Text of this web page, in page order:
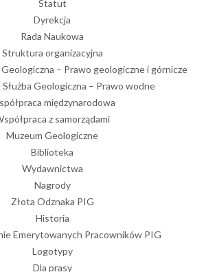
Statut
Dyrekcja
Rada Naukowa
Struktura organizacyjna
– Prawo geologiczne i górnicze
Geologiczna – Prawo wodne
międzynarodowa
z samorządami
Muzeum Geologiczne
Biblioteka
Wydawnictwa
Nagrody
Złota Odznaka PIG
Historia
Emerytowanych Pracowników PIG
Logotypy
Dla prasy